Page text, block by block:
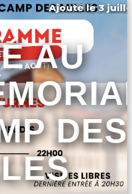
Ajouté le 3
AU
DES